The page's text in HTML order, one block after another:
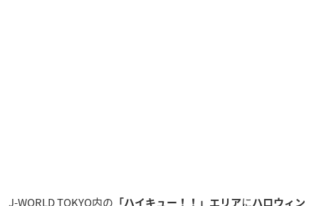
J-WORLD TOKYO内の 「ハイキュー！！」エリア にハロウィン